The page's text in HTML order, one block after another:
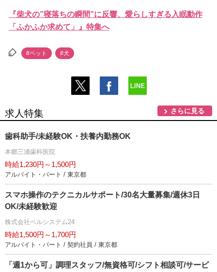
『柴犬の”寝落ちの瞬間”に反響、愛らしすぎる入眠動作
「ふかふか求めて」』特集へ
#ペット #犬
求人特集 さらに見る
歯科助手/未経験OK・扶養内勤務OK
本郷三浦歯科医院
時給1,230円～1,500円
アルバイト・パート / 東京都
スマホ操作のテクニカルサポート/30名大量募集/週休3日
OK/未経験歓迎
株式会社ベルシステム24
時給1,500円～1,700円
アルバイト・パート / 契約社員 / 東京都
「週1から可」調理スタッフ/無資格可/シフト相談可/サービ